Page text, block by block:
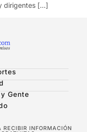
dirigentes […]
Gente
RECIBIR INFORMACIÓN